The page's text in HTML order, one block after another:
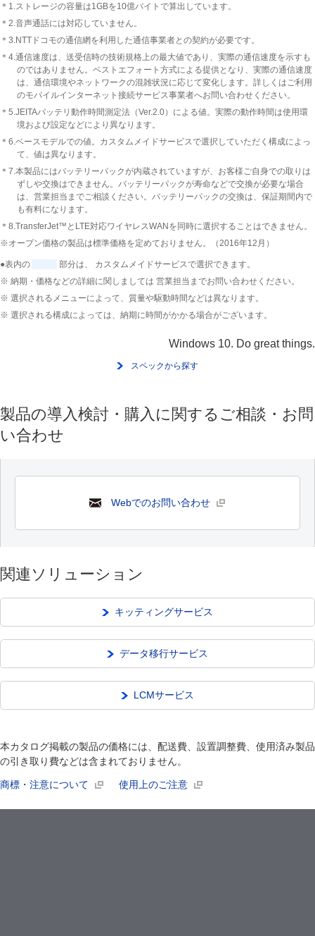
＊1.ストレージの容量は1GBを10億バイトで算出しています。
＊2.音声通話には対応していません。
＊3.NTTドコモの通信網を利用した通信事業者との契約が必要です。
＊4.通信速度は、送受信時の技術規格上の最大値であり、実際の通信速度を示すも
のではありません。ベストエフォート方式による提供となり、実際の通信速度
は、通信環境やネットワークの混雑状況に応じて変化します。詳しくはご利用
のモバイルインターネット接続サービス事業者へお問い合わせください。
＊5.JEITAバッテリ動作時間測定法（Ver.2.0）による値。実際の動作時間は使用環
境および設定などにより異なります。
＊6.ベースモデルでの値。カスタムメイドサービスで選択していただく構成によっ
て、値は異なります。
＊7.本製品にはバッテリーパックが内蔵されていますが、お客様ご自身での取りは
ずしや交換はできません。バッテリーパックが寿命などで交換が必要な場合
は、営業担当までご相談ください。バッテリーパックの交換は、保証期間内で
も有料になります。
＊8.TransferJet™とLTE対応ワイヤレスWANを同時に選択することはできません。
※オープン価格の製品は標準価格を定めておりません。（2016年12月）
●表内の
部分は、 カスタムメイドサービスで選択できます。
※ 納期・価格などの詳細に関しましては 営業担当までお問い合わせください。
※ 選択されるメニューによって、質量や駆動時間などは異なります。
※ 選択される構成によっては、納期に時間がかかる場合がございます。
Windows 10. Do great things.
スペックから探す
製品の導入検討・購入に関するご相談・お問
い合わせ
Webでのお問い合わせ
関連ソリューション
キッティングサービス
データ移行サービス
LCMサービス
本カタログ掲載の製品の価格には、配送費、設置調整費、使用済み製品
の引き取り費などは含まれておりません。
商標・注意について 使用上のご注意